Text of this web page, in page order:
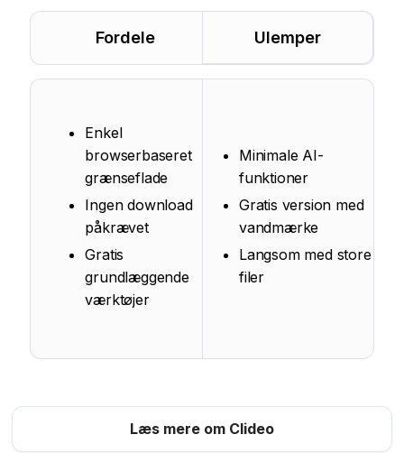
Fordele Ulemper
Enkel
browserbaseret
grænseflade
Ingen download
påkrævet
Gratis
grundlæggende
værktøjer
Minimale AI-
funktioner
Gratis version med
vandmærke
Langsom med store
filer
Læs mere om Clideo